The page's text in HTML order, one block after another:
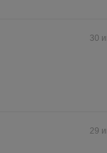
30
29